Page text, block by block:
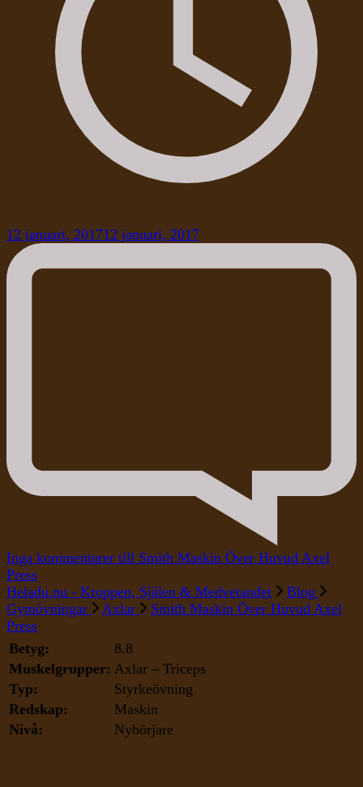
12 januari, 201712 januari, 2017
Inga kommentarer till Smith Maskin Över Huvud Axel
Press
Heladu.nu - Kroppen, Själen & Medvetandet
Blog
Gymövningar
Axlar
Smith Maskin Över Huvud Axel
Press
Betyg:
8.8
Muskelgrupper: Axlar – Triceps
Typ:
Styrkeövning
Redskap:
Maskin
Nivå:
Nybörjare